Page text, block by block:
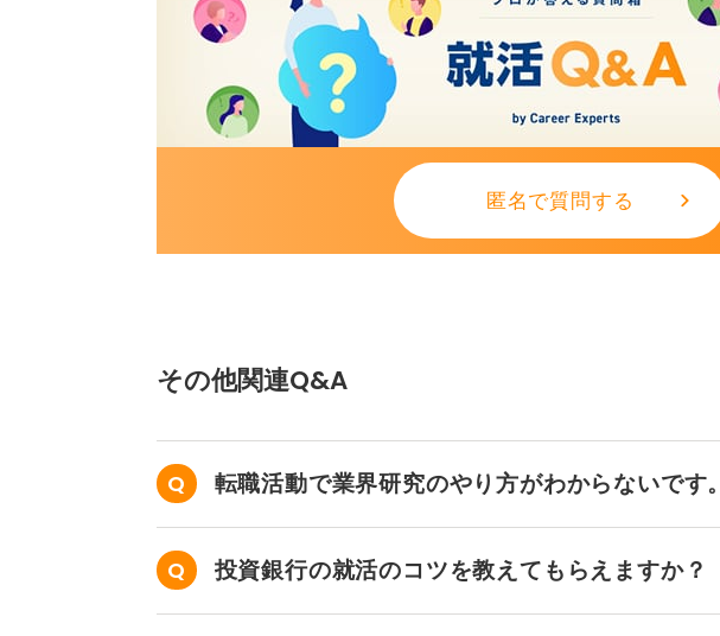
匿名で質問する
その他関連Q&A
転職活動で業界研究のやり方がわからないです。
投資銀行の就活のコツを教えてもらえますか？